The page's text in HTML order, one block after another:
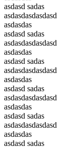
asdasd sadas
asdasdasdasdasd
asdasdas
asdasd sadas
asdasdasdasdasd
asdasdas
asdasd sadas
asdasdasdasdasd
asdasdas
asdasd sadas
asdasdasdasdasd
asdasdas
asdasd sadas
asdasdasdasdasd
asdasdas
asdasd sadas